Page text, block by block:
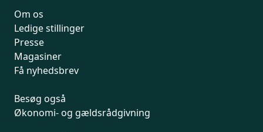
Om os
Ledige stillinger
Presse
Magasiner
Få nyhedsbrev
Besøg også
Økonomi- og gældsrådgivning